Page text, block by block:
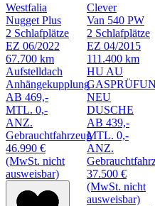
Westfalia
Nugget Plus
2 Schlafplätze
EZ 06/2022
67.700 km
Aufstelldach
Anhängekupplung
AB 469,-
MTL. 0,-
ANZ.
Gebrauchtfahrzeug
46.990 €
(MwSt. nicht
ausweisbar)
Clever
Van 540 PW
2 Schlafplätze
EZ 04/2015
111.400 km
HU AU
NEU
DUSCHE
AB 439,-
MTL. 0,-
ANZ.
37.500 €
(MwSt. nicht
ausweisbar)